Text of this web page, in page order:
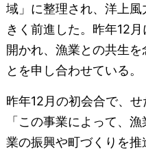
域」に整理され、洋上
きく前進した。昨年12
開かれ、漁業との共生
とを申し合わせている。
昨年12月の初会合で、
「この事業によって、
業の振興や町づくりを